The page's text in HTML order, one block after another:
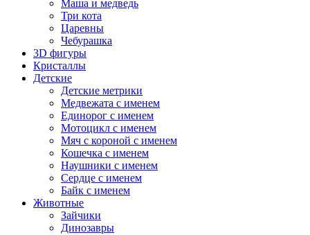
Маша и медведь
Три кота
Царевны
Чебурашка
3D фигуры
Кристаллы
Детские
Детские метрики
Медвежата с именем
Единорог с именем
Мотоцикл с именем
Мяч с короной с именем
Кошечка с именем
Наушники с именем
Сердце с именем
Байк с именем
Животные
Зайчики
Динозавры